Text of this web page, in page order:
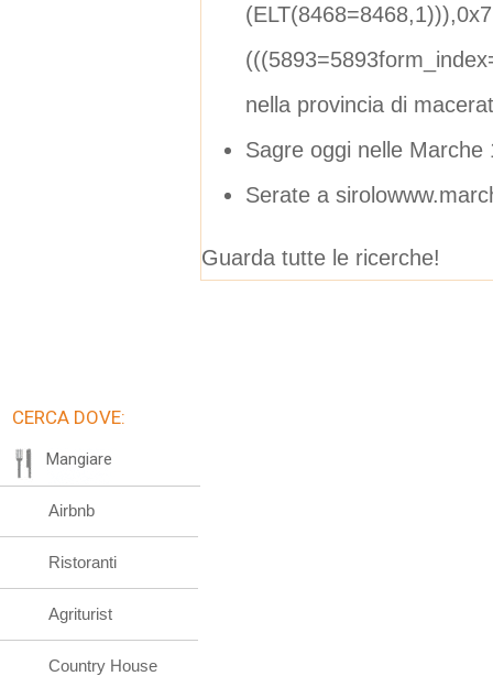
nella provincia di
Sagre oggi nelle Marche
Serate a
Guarda tutte le ricerche!
CERCA DOVE:
Mangiare
Airbnb
Ristoranti
Agriturist
Country House